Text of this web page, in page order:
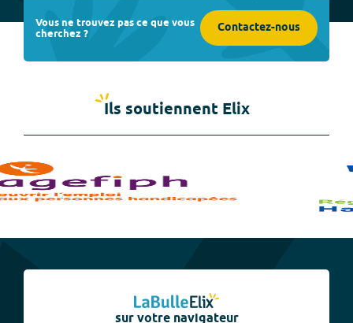
Vous ne trouvez pas ce que vous
cherchez ? Contactez-nous
Ils soutiennent Elix
sur votre navigateur